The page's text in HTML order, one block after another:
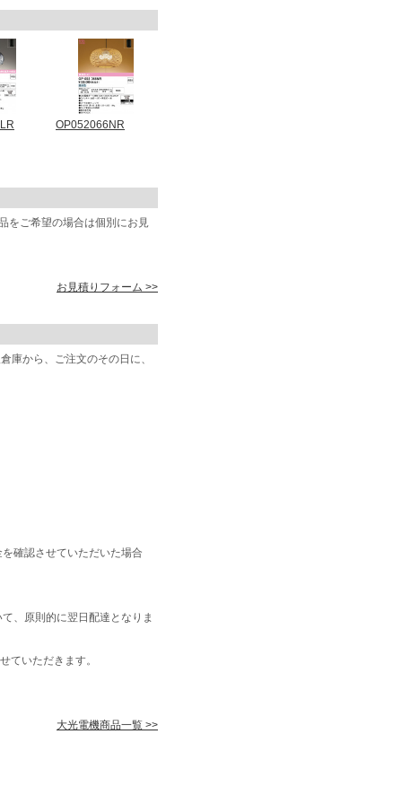
OP052066NR
をご希望の場合は個別にお見
お見積りフォーム >>
から、ご注文のその日に、
確認させていただいた場合
、原則的に翌日配達となりま
ていただきます。
大光電機商品一覧 >>